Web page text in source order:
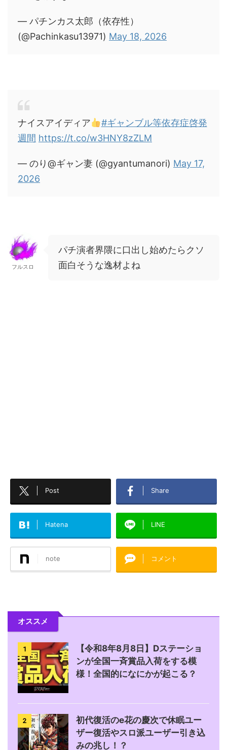
— パチンカス太郎（依存性）
(@Pachinkasu13971) May 18, 2026
ナイスアイディア
#ギャンブル等依存症啓発
週間 https://t.co/w3HNY8zZLM
— のり@ギャン妻 (@gyantumanori) May 17,
2026
フルスロ
パチ演者界隈に口出し始めたらクソ
面白そうな逸材よね
Post Share
Hatena LINE
note コメント
オススメ
1
【令和8年8月8日】Dステーショ
ンが全国一斉賞品入荷をする模
様！全国的になにかが起こる？
2
初代復活のe花の慶次で休眠ユー
ザー復活やスロ派ユーザー引き込
みの兆し！？